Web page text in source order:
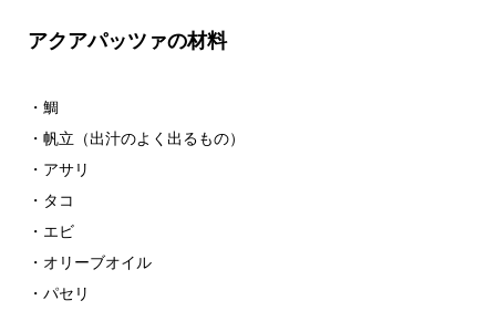
アクアパッツァの材料
・鯛
・帆立（出汁のよく出るもの）
・アサリ
・タコ
・エビ
・オリーブオイル
・パセリ